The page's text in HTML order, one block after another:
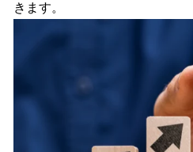
きます。